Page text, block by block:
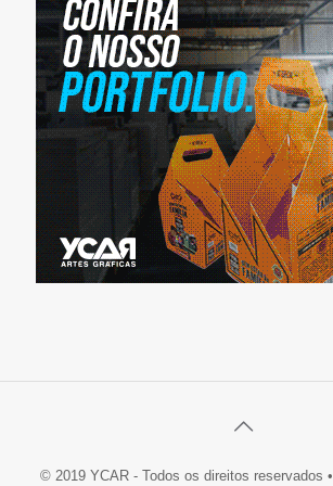
© 2019 YCAR - Todos os direitos reservados •